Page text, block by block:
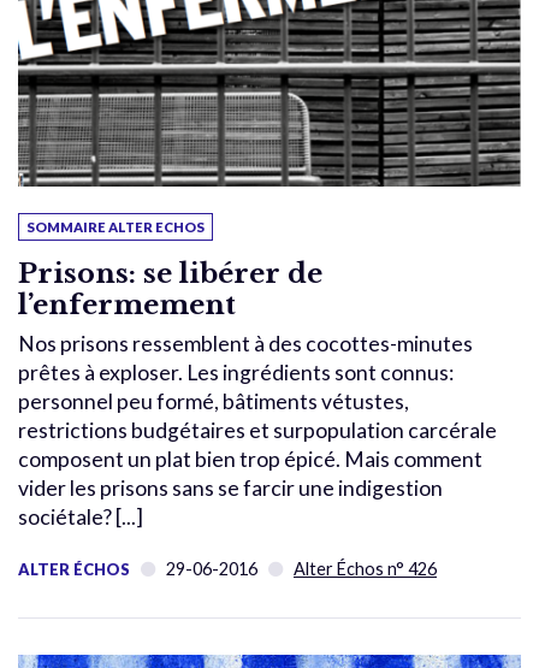
SOMMAIRE ALTER ECHOS
Prisons: se libérer de
l’enfermement
Nos prisons ressemblent à des cocottes-minutes
prêtes à exploser. Les ingrédients sont connus:
personnel peu formé, bâtiments vétustes,
restrictions budgétaires et surpopulation carcérale
composent un plat bien trop épicé. Mais comment
vider les prisons sans se farcir une indigestion
sociétale? [...]
ALTER ÉCHOS 29-06-2016 Alter Échos n° 426